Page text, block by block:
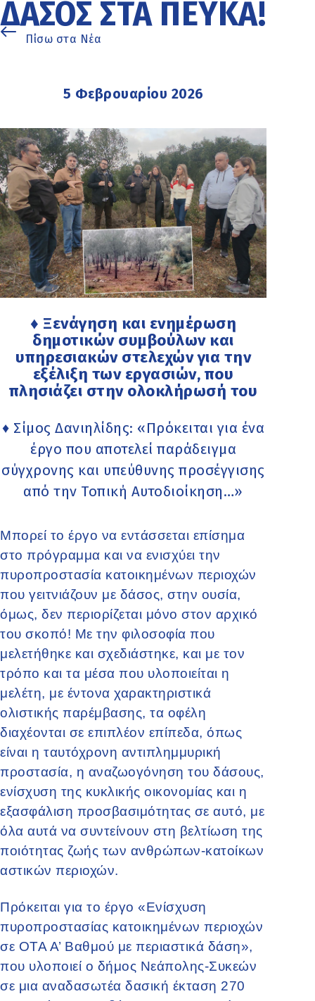
ΔΆΣΟΣ ΣΤΑ ΠΕΎΚΑ!
Πίσω στα Νέα
5 Φεβρουαρίου 2026
♦ Ξενάγηση και ενημέρωση
δημοτικών συμβούλων και
υπηρεσιακών στελεχών για την
εξέλιξη των εργασιών, που
πλησιάζει στην ολοκλήρωσή του
♦ Σίμος Δανιηλίδης: «Πρόκειται για ένα
έργο που αποτελεί παράδειγμα
σύγχρονης και υπεύθυνης προσέγγισης
από την Τοπική Αυτοδιοίκηση…»
Μπορεί το έργο να εντάσσεται επίσημα
στο πρόγραμμα και να ενισχύει την
πυροπροστασία κατοικημένων περιοχών
που γειτνιάζουν με δάσος, στην ουσία,
όμως, δεν περιορίζεται μόνο στον αρχικό
του σκοπό! Με την φιλοσοφία που
μελετήθηκε και σχεδιάστηκε, και με τον
τρόπο και τα μέσα που υλοποιείται η
μελέτη, με έντονα χαρακτηριστικά
ολιστικής παρέμβασης, τα οφέλη
διαχέονται σε επιπλέον επίπεδα, όπως
είναι η ταυτόχρονη αντιπλημμυρική
προστασία, η αναζωογόνηση του δάσους,
ενίσχυση της κυκλικής οικονομίας και η
εξασφάλιση προσβασιμότητας σε αυτό, με
όλα αυτά να συντείνουν στη βελτίωση της
ποιότητας ζωής των ανθρώπων-κατοίκων
αστικών περιοχών.
Πρόκειται για το έργο «Ενίσχυση
πυροπροστασίας κατοικημένων περιοχών
σε ΟΤΑ Α’ Βαθμού με περιαστικά δάση»,
που υλοποιεί ο δήμος Νεάπολης-Συκεών
σε μια αναδασωτέα δασική έκταση 270